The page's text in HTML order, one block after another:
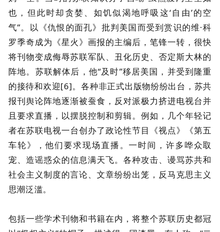
也，但此时却贪婪、如饥似渴地呼吸这‘自由’的空
气”。以《仇恨的面孔》批判美国而受到赏识的维·科
罗季奇成为《星火》画报的主编后，笔锋一转，很快
将刊物变成侮辱苏联军队、丑化历史、否定斯大林的
阵地。苏联解体后，他“及时”移居美国，并受到隆重
的接待和欢迎[6]。各种非正式出版物纷纷出台，苏共
报刊舆论阵地逐渐被蚕食，反对派极力挤进电视台并
且要求直播，以摆脱控制和剪辑。例如，几个年轻记
者在苏联电视一台创办了政论性节目《视点》《第五
车轮》，他们要求现场直播。一时间，许多哗众取
宠、造谣惑众的信息满天飞。各种攻击、谩骂苏共和
社会主义制度的言论、文章纷纷出笼，反马克思主义
思潮泛滥。
包括一些学术刊物和书籍在内，将整个苏联历史都冠